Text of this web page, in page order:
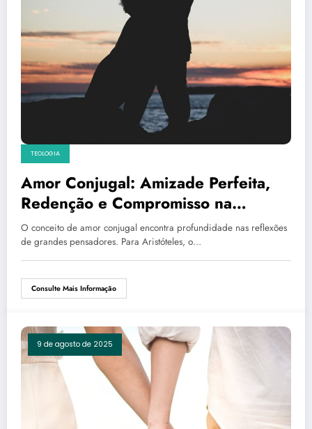
TEOLOGIA
Amor Conjugal: Amizade Perfeita,
Redenção e Compromisso na
Perspectiva Filosófica e Teológica
O conceito de amor conjugal encontra profundidade nas reflexões
de grandes pensadores. Para Aristóteles, o…
Consulte Mais Informação
9 de agosto de 2025